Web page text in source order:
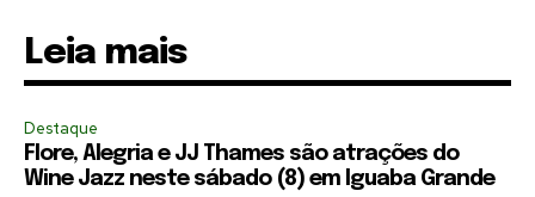
Leia mais
Destaque
Flore, Alegria e JJ Thames são atrações do
Wine Jazz neste sábado (8) em Iguaba Grande